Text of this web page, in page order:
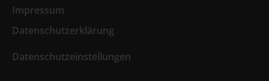
Impressum
Datenschutzerklärung
Datenschutzeinstellungen